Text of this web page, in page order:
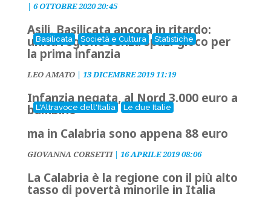
| 6 OTTOBRE 2020 20:45
Basilicata Società e Cultura Statistiche
Asili, Basilicata ancora in ritardo:
unica regione senza spazi-gioco per
la prima infanzia
LEO AMATO| 13 DICEMBRE 2019 11:19
L'Altravoce dell'Italia Le due Italie
Infanzia negata, al Nord 3.000 euro a
bambino
ma in Calabria sono appena 88 euro
GIOVANNA CORSETTI| 16 APRILE 2019 08:06
La Calabria è la regione con il più alto
tasso di povertà minorile in Italia